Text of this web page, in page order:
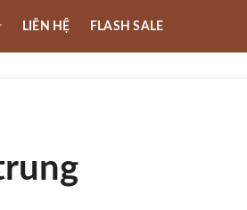
LIÊN HỆ FLASH SALE